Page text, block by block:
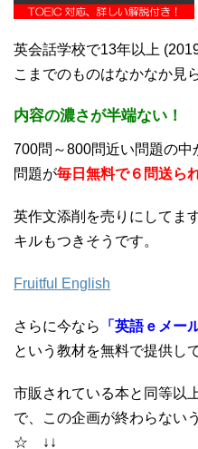
英会話学校で13年以上
こまでのものはなかなか見
内容の濃さが半端ない！
700問～800問近い問題の
問題が毎日無料で６問送ら
英作文添削を売りにしてま
キルもつきそうです。
Fruitful English
さらに今なら
「英語ｅメー
という教材を無料で提供し
市販されている本と同等以
で、この企画が終わらない
☆ ↓↓